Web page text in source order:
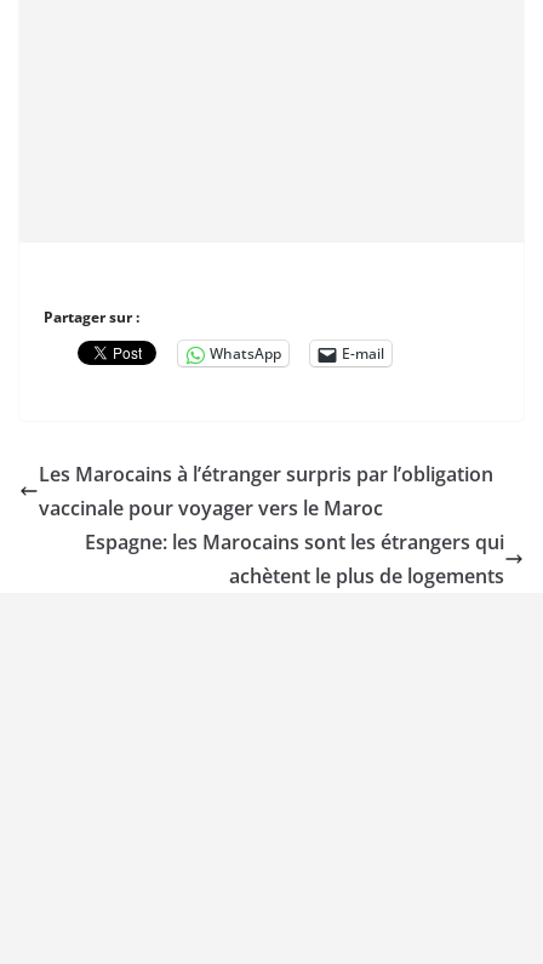
Partager sur :
WhatsApp
E-mail
Les Marocains à l’étranger surpris par l’obligation
vaccinale pour voyager vers le Maroc
Espagne: les Marocains sont les étrangers qui
achètent le plus de logements